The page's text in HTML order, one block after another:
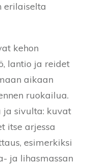
erilaiselta
kehon
lantio ja reidet
aikaan
ruokailua.
ja sivulta: kuvat
itse arjessa
esimerkiksi
ja lihasmassan